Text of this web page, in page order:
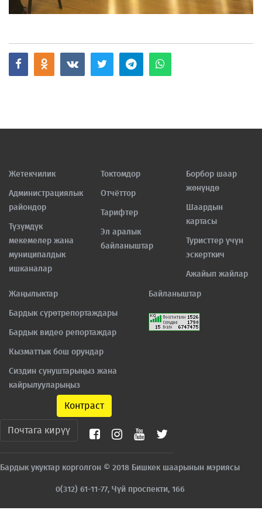
Жетекчилик
Администрациялык
райондор
Түзүмдүк
мекемелер жана
муниципалдык
ишканалар
Токтомдор
Отчёттор
Тарифтер
Эл аралык
байланыштар
Борбор шаар
жөнүндө
Шаардын
картасы
Туристтер үчүн
эскерткич
Ажайып жайлар
Жаңылыктар
Бардык сүрөтрепортаждары
Бардык видео репортаждар
Кызматтык бош орундар
Сиздин сунуштарыңыз жана
кайрылууларыңыз
Байланыштар
Контраст
Почтага кирүү
Бардык укуктар корголгон © 2018 Бишкек шаарынын мэриясы
0(312) 61-11-77, Чүй проспекти, 166